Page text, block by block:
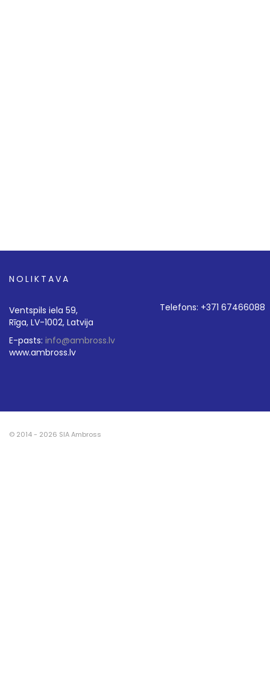
NOLIKTAVA
Ventspils iela 59,
Rīga, LV-1002, Latvija
E-pasts: info@ambross.lv
www.ambross.lv
Telefons: +371 67466088
© 2014 - 2026 SIA Ambross